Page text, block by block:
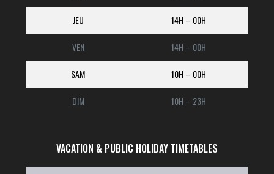
JEU 14H – 00H
VEN 14H – 00H
SAM 10H – 00H
DIM 10H – 23H
VACATION & PUBLIC HOLIDAY TIMETABLES